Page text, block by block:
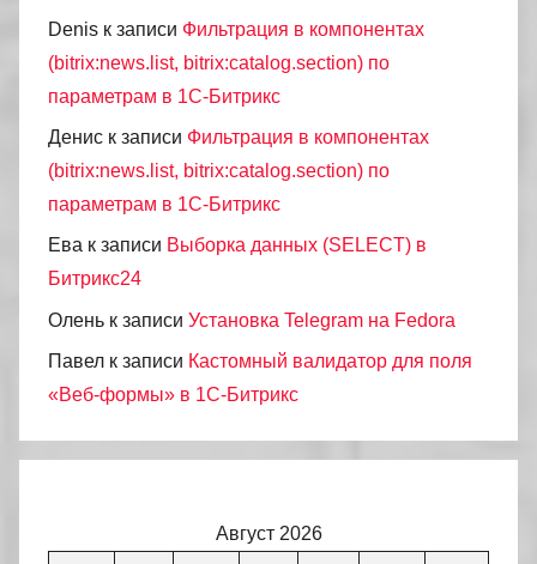
Denis к записи Фильтрация в компонентах
(bitrix:news.list, bitrix:catalog.section) по
параметрам в 1С-Битрикс
Денис к записи Фильтрация в компонентах
(bitrix:news.list, bitrix:catalog.section) по
параметрам в 1С-Битрикс
Ева к записи Выборка данных (SELECT) в
Битрикс24
Олень к записи Установка Telegram на Fedora
Павел к записи Кастомный валидатор для поля
«Веб-формы» в 1С-Битрикс
Август 2026